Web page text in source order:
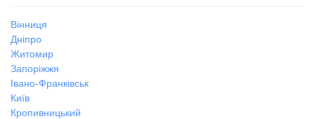
Вінниця
Дніпро
Житомир
Запоріжжя
Івано-Франківськ
Київ
Кропивницький